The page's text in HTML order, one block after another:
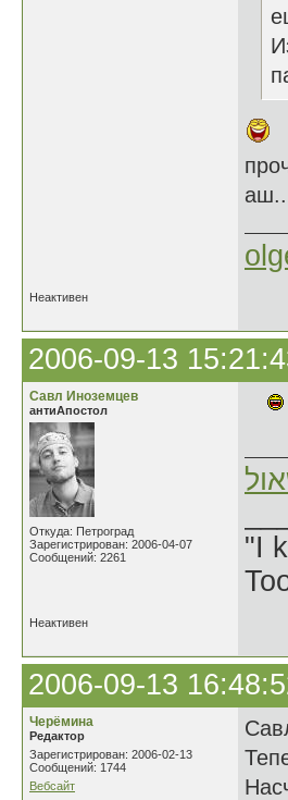
Неактивен
2006-09-13
Савл Иноземцев
антиАпостол
Откуда: Петроград
Зарегистрирован: 2006-04-07
Сообщений: 2261
"I
Неактивен
2006-09-13
Черёмина
Редактор
Зарегистрирован: 2006-02-13
Сообщений: 1744
Вебсайт